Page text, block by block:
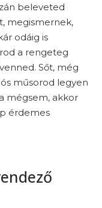
beleveted
megismernek,
odáig is
a rengeteg
Sőt, még
műsorod legyen
mégsem, akkor
érdemes